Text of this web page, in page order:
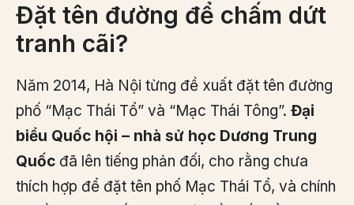
Đặt tên đường để chấm dứt
tranh cãi?
Năm 2014, Hà Nội từng đề xuất đặt tên đường
phố “Mạc Thái Tổ” và “Mạc Thái Tông”. Đại
biểu Quốc hội – nhà sử học Dương Trung
Quốc đã lên tiếng phản đối, cho rằng chưa
thích hợp để đặt tên phố Mạc Thái Tổ, và chính